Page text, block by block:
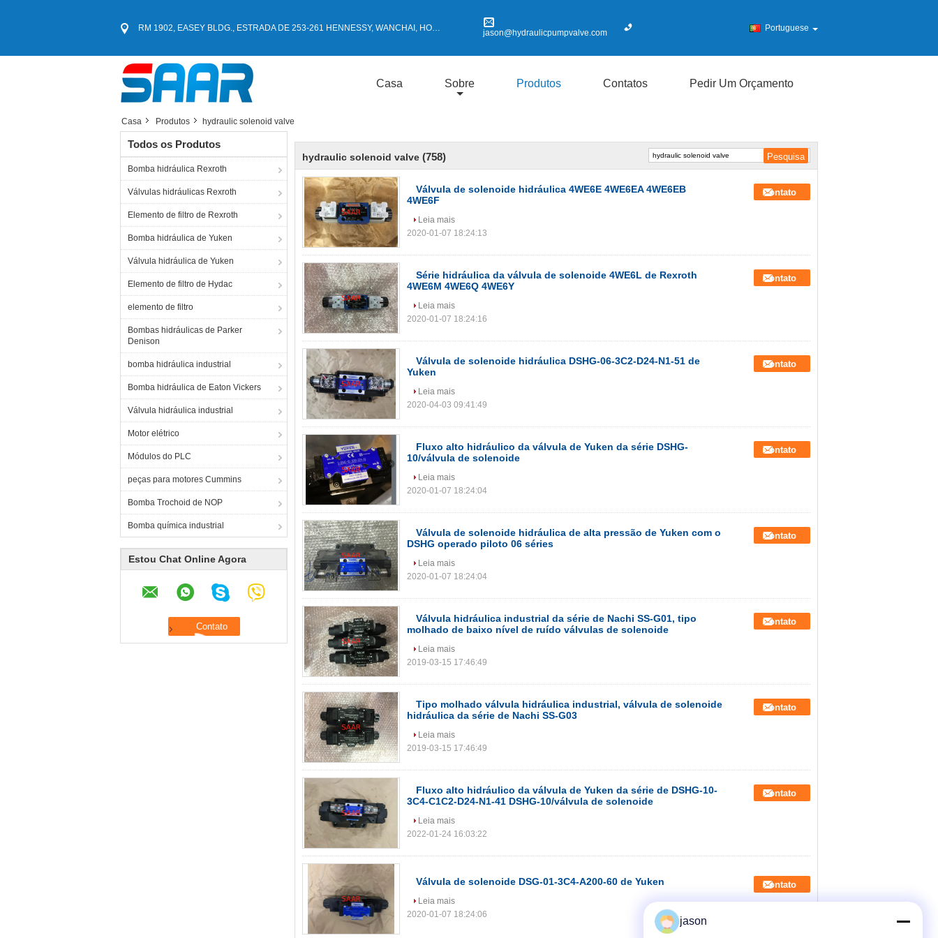
RM 1902, EASEY BLDG., ESTRADA DE 253-261 HENNESSY, WANCHAI, HONG KONG jason@hydraulicpumpvalve.com Portuguese
Casa Sobre Produtos Contatos Pedir Um Orçamento
Casa Produtos hydraulic solenoid valve
Todos os Produtos
Bomba hidráulica Rexroth
Válvulas hidráulicas Rexroth
Elemento de filtro de Rexroth
Bomba hidráulica de Yuken
Válvula hidráulica de Yuken
Elemento de filtro de Hydac
elemento de filtro
Bombas hidráulicas de Parker
Denison
bomba hidráulica industrial
Bomba hidráulica de Eaton Vickers
Válvula hidráulica industrial
Motor elétrico
Módulos do PLC
peças para motores Cummins
Bomba Trochoid de NOP
Bomba química industrial
Estou Chat Online Agora
hydraulic solenoid valve (758)
Válvula de solenoide hidráulica 4WE6E 4WE6EA 4WE6EB
4WE6F
Contato
Leia mais
2020-01-07 18:24:13
Série hidráulica da válvula de solenoide 4WE6L de Rexroth
4WE6M 4WE6Q 4WE6Y
Contato
Leia mais
2020-01-07 18:24:16
Válvula de solenoide hidráulica DSHG-06-3C2-D24-N1-51 de
Yuken
Contato
Leia mais
2020-04-03 09:41:49
Fluxo alto hidráulico da válvula de Yuken da série DSHG-
10/válvula de solenoide
Contato
Leia mais
2020-01-07 18:24:04
Válvula de solenoide hidráulica de alta pressão de Yuken com o
DSHG operado piloto 06 séries
Contato
Leia mais
2020-01-07 18:24:04
Válvula hidráulica industrial da série de Nachi SS-G01, tipo
molhado de baixo nível de ruído válvulas de solenoide
Contato
Leia mais
2019-03-15 17:46:49
Tipo molhado válvula hidráulica industrial, válvula de solenoide
hidráulica da série de Nachi SS-G03
Contato
Leia mais
2019-03-15 17:46:49
Fluxo alto hidráulico da válvula de Yuken da série de DSHG-10-
3C4-C1C2-D24-N1-41 DSHG-10/válvula de solenoide
Contato
Leia mais
2022-01-24 16:03:22
Válvula de solenoide DSG-01-3C4-A200-60 de Yuken Contato
Leia mais
2020-01-07 18:24:06
jason